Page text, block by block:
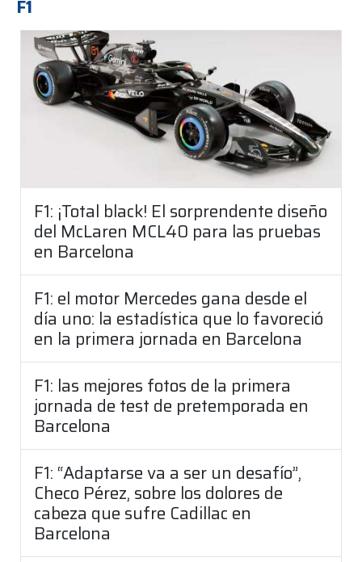
F1
F1: ¡Total black! El sorprendente diseño
del McLaren MCL40 para las pruebas
en Barcelona
F1: el motor Mercedes gana desde el
día uno: la estadística que lo favoreció
en la primera jornada en Barcelona
F1: las mejores fotos de la primera
jornada de test de pretemporada en
Barcelona
F1: “Adaptarse va a ser un desafío”,
Checo Pérez, sobre los dolores de
cabeza que sufre Cadillac en
Barcelona